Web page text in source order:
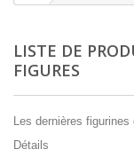
LISTE DE
FIGURES
Les dernières
Détails